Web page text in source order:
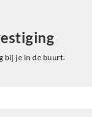
bij je in de buurt.